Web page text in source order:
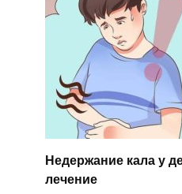
Недержание кала у
лечение